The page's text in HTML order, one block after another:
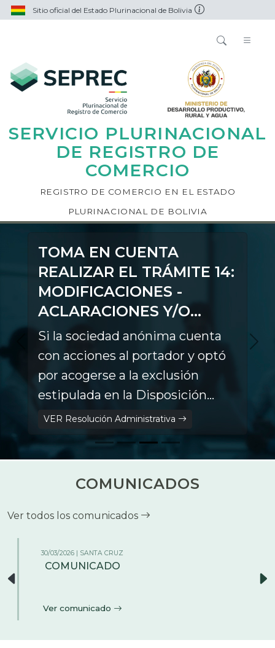
Sitio oficial del Estado Plurinacional de Bolivia
SERVICIO PLURINACIONAL
DE REGISTRO DE
COMERCIO
REGISTRO DE COMERCIO EN EL ESTADO
PLURINACIONAL DE BOLIVIA
TOMA EN CUENTA
REALIZAR EL TRÁMITE 14:
MODIFICACIONES -
ACLARACIONES Y/O
COMPLEMENTACIONES
Si la sociedad anónima cuenta
con acciones al portador y optó
por acogerse a la exclusión
estipulada en la Disposición
Final Única del Decreto
de abril de 2023, deberá
nominativas y registrar este acto
en el SEPREC.
VER Resolución Administrativa
COMUNICADOS
Ver todos los comunicados
26/02/2026 | LA PAZ
AMPLIACIÓN DEL PLAZO DE
Ver comunicado